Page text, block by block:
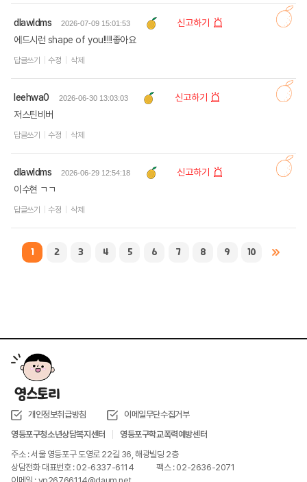
dlawldms 2026-07-09 15:01:53
신고하기
에드시런 shape of you!!!!!좋아요
답글쓰기 수정 삭제
leehwa0 2026-06-30 13:03:03
신고하기
저스틴비버
답글쓰기 수정 삭제
dlawldms 2026-06-29 12:54:18
신고하기
이수현 ㄱㄱ
답글쓰기 수정 삭제
1 2 3 4 5 6 7 8 9 10
개인정보취급방침
이메일무단수집거부
영등포구청소년상담복지센터
영등포구학교폭력예방센터
주소 : 서울 영등포구 도영로 22길 36, 해광빌딩 2층
상담전화 대표번호 : 02-6337-6114
팩스 : 02-2636-2071